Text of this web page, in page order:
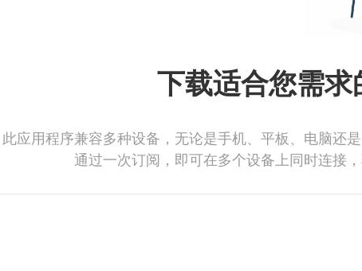
下载适合您需求
此应用程序兼容多种设备，无论是手机、平板、电脑还
通过一次订阅，即可在多个设备上同时连接，